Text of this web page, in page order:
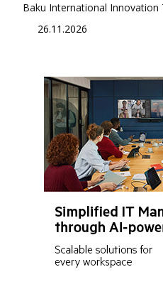
Baku International
26.11.2026